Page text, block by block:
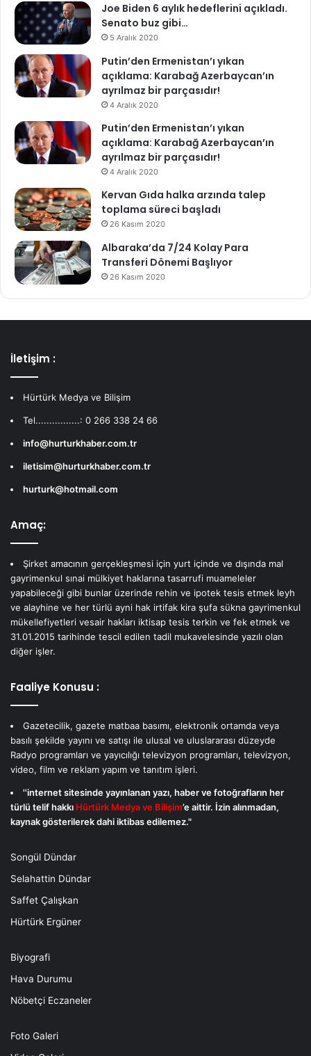
Joe Biden 6 aylık hedeflerini açıkladı.
Senato buz gibi…
5 Aralık 2020
Putin’den Ermenistan’ı yıkan
açıklama: Karabağ Azerbaycan’ın
ayrılmaz bir parçasıdır!
4 Aralık 2020
Putin’den Ermenistan’ı yıkan
açıklama: Karabağ Azerbaycan’ın
ayrılmaz bir parçasıdır!
4 Aralık 2020
Kervan Gıda halka arzında talep
toplama süreci başladı
26 Kasım 2020
Albaraka’da 7/24 Kolay Para
Transferi Dönemi Başlıyor
26 Kasım 2020
İletişim :
Hürtürk Medya ve Bilişim
Tel................: 0 266 338 24 66
info@hurturkhaber.com.tr
iletisim@hurturkhaber.com.tr
hurturk@hotmail.com
Amaç:
Şirket amacının gerçekleşmesi için yurt içinde ve dışında mal
gayrimenkul sınai mülkiyet haklarına tasarrufi muameleler
yapabileceği gibi bunlar üzerinde rehin ve ipotek tesis etmek leyh
ve alayhine ve her türlü ayni hak irtifak kira şufa sükna gayrimenkul
mükellefiyetleri vesair hakları iktisap tesis terkin ve fek etmek ve
31.01.2015 tarihinde tescil edilen tadil mukavelesinde yazılı olan
diğer işler.
Faaliye Konusu :
Gazetecilik, gazete matbaa basımı, elektronik ortamda veya
basılı şekilde yayını ve satışı ile ulusal ve uluslararası düzeyde
Radyo programları ve yayıcılığı televizyon programları, televizyon,
video, film ve reklam yapım ve tanıtım işleri.
''internet sitesinde yayınlanan yazı, haber ve fotoğrafların her
türlü telif hakkı Hürtürk Medya ve Bilişim’e aittir. İzin alınmadan,
kaynak gösterilerek dahi iktibas edilemez."
Songül Dündar
Selahattin Dündar
Saffet Çalışkan
Hürtürk Ergüner
Biyografi
Hava Durumu
Nöbetçi Eczaneler
Foto Galeri